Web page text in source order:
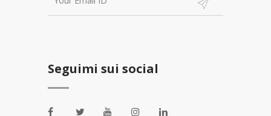
Seguimi sui social